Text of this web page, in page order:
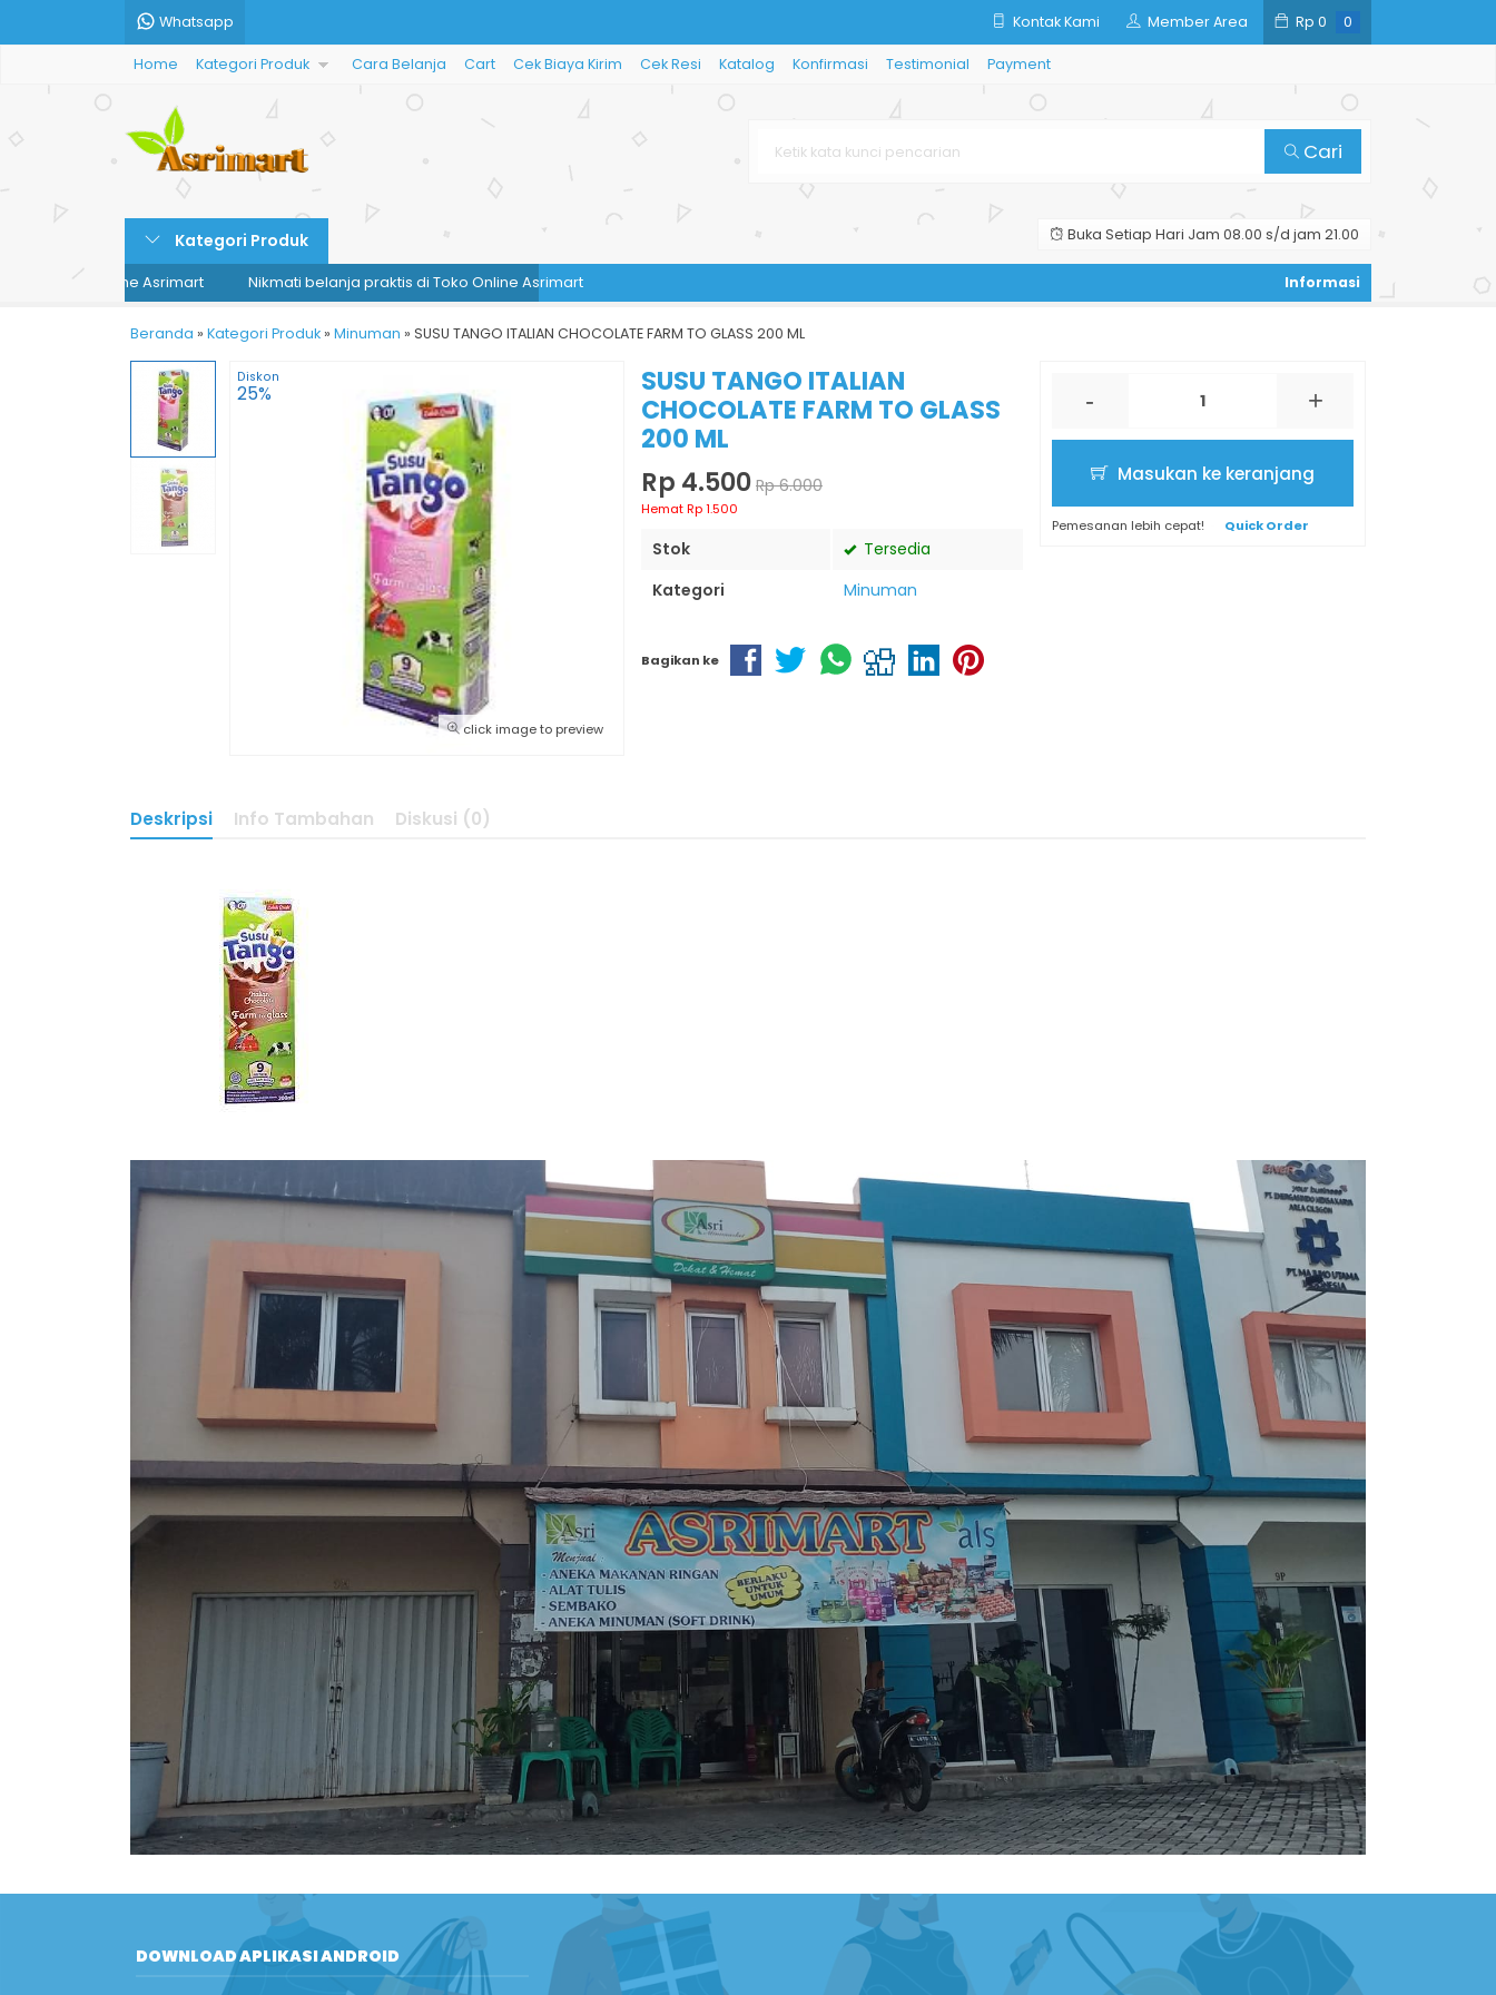
Whatsapp Kontak Kami Member Area Rp 0 0
Home Kategori Produk Cara Belanja Cart Cek Biaya Kirim Cek Resi Katalog Konfirmasi Testimonial Payment
Cari
Kategori Produk Buka Setiap Hari Jam 08.00 s/d jam 21.00
Online Asrimart Nikmati belanja praktis di Toko Online Asrimart
Beranda » Kategori Produk » Minuman » SUSU TANGO ITALIAN CHOCOLATE FARM TO GLASS 200 ML
click image to preview
Diskon
25%
SUSU TANGO ITALIAN
CHOCOLATE FARM TO GLASS
200 ML
Rp 4.500 Rp 6.000
Hemat Rp 1.500
Stok
Tersedia
Kategori
Minuman
- +
Masukan ke keranjang
Pemesanan lebih cepat! Quick Order
Bagikan ke
Deskripsi Info Tambahan Diskusi (0)
DOWNLOAD APLIKASI ANDROID